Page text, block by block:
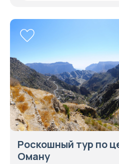
Роскошный тур по
Оману